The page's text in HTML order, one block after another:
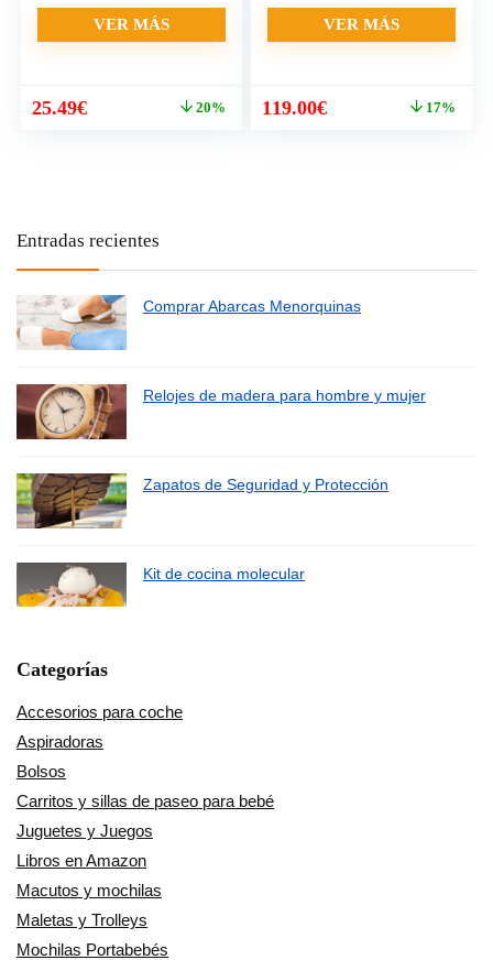
VER MÁS
El
25.49€El
20%
VER MÁS
El
119.00€El
17%
Entradas recientes
Comprar Abarcas Menorquinas
Relojes de madera para hombre y mujer
Zapatos de Seguridad y Protección
Kit de cocina molecular
Categorías
Accesorios para coche
Aspiradoras
Bolsos
Carritos y sillas de paseo para bebé
Juguetes y Juegos
Libros en Amazon
Macutos y mochilas
Maletas y Trolleys
Mochilas Portabebés